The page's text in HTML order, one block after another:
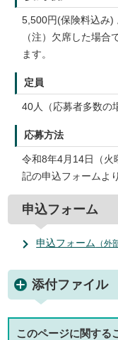
5,500円(保険料込み)
（注）欠席した場
ます。
定員
40人（応募者多数の
応募方法
令和8年4月14日（火
記の申込フォームよ
申込フォーム
申込フォーム （外
添付ファイル
このページに関する